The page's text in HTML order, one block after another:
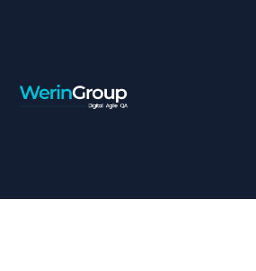
IMAGE